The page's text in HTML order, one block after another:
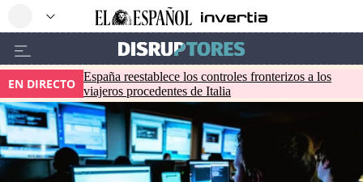
EN DIRECTO España reestablece los controles fronterizos a los
viajeros procedentes de Italia